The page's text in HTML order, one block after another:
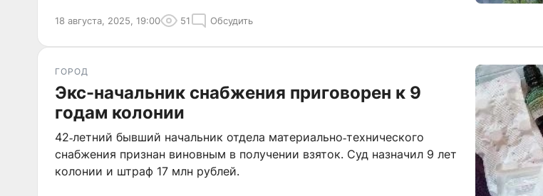
18 августа, 2025, 19:00 51 Обсудить
ГОРОД
Экс-начальник снабжения приговорен к 9
годам колонии
42‑летний бывший начальник отдела материально‑технического
снабжения признан виновным в получении взяток. Суд назначил 9 лет
колонии и штраф 17 млн рублей.